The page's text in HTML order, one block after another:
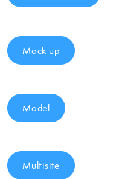
Mock up
Model
Multisite